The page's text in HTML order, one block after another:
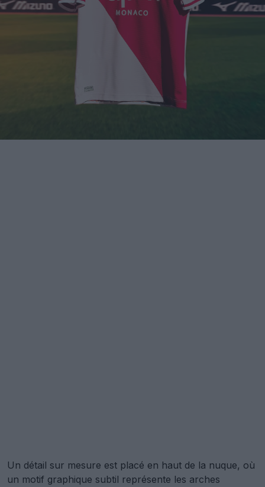
Un détail sur mesure est placé en haut de la nuque, où
un motif graphique subtil représente les arches